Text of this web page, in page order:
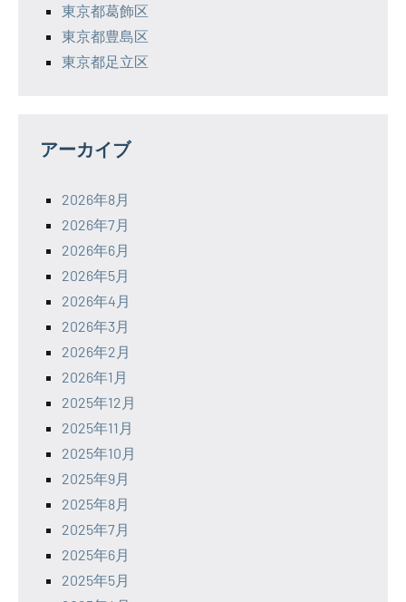
東京都葛飾区
東京都豊島区
東京都足立区
アーカイブ
2026年8月
2026年7月
2026年6月
2026年5月
2026年4月
2026年3月
2026年2月
2026年1月
2025年12月
2025年11月
2025年10月
2025年9月
2025年8月
2025年7月
2025年6月
2025年5月